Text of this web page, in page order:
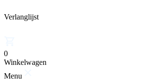
Verlanglijst
0
Winkelwagen
Menu